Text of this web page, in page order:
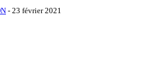
- 23 février 2021